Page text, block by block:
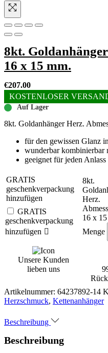
8kt.
16 x 15 mm.
€207.00
KOSTENLOSER
Auf Lager
8kt. Goldanhänger Herz.
für den gewissen Glanz
wunderbar kombinierbar
geeignet für jeden Anlass
GRATIS
geschenkverpackung
hinzufügen
GRATIS
geschenkverpackung
hinzufügen
8kt.
Herz.
16 x
Menge
Unsere Kunden
lieben uns
Artikelnummer: 64237892-14
Herzschmuck, Kettenanhänger
Beschreibung
Beschreibung